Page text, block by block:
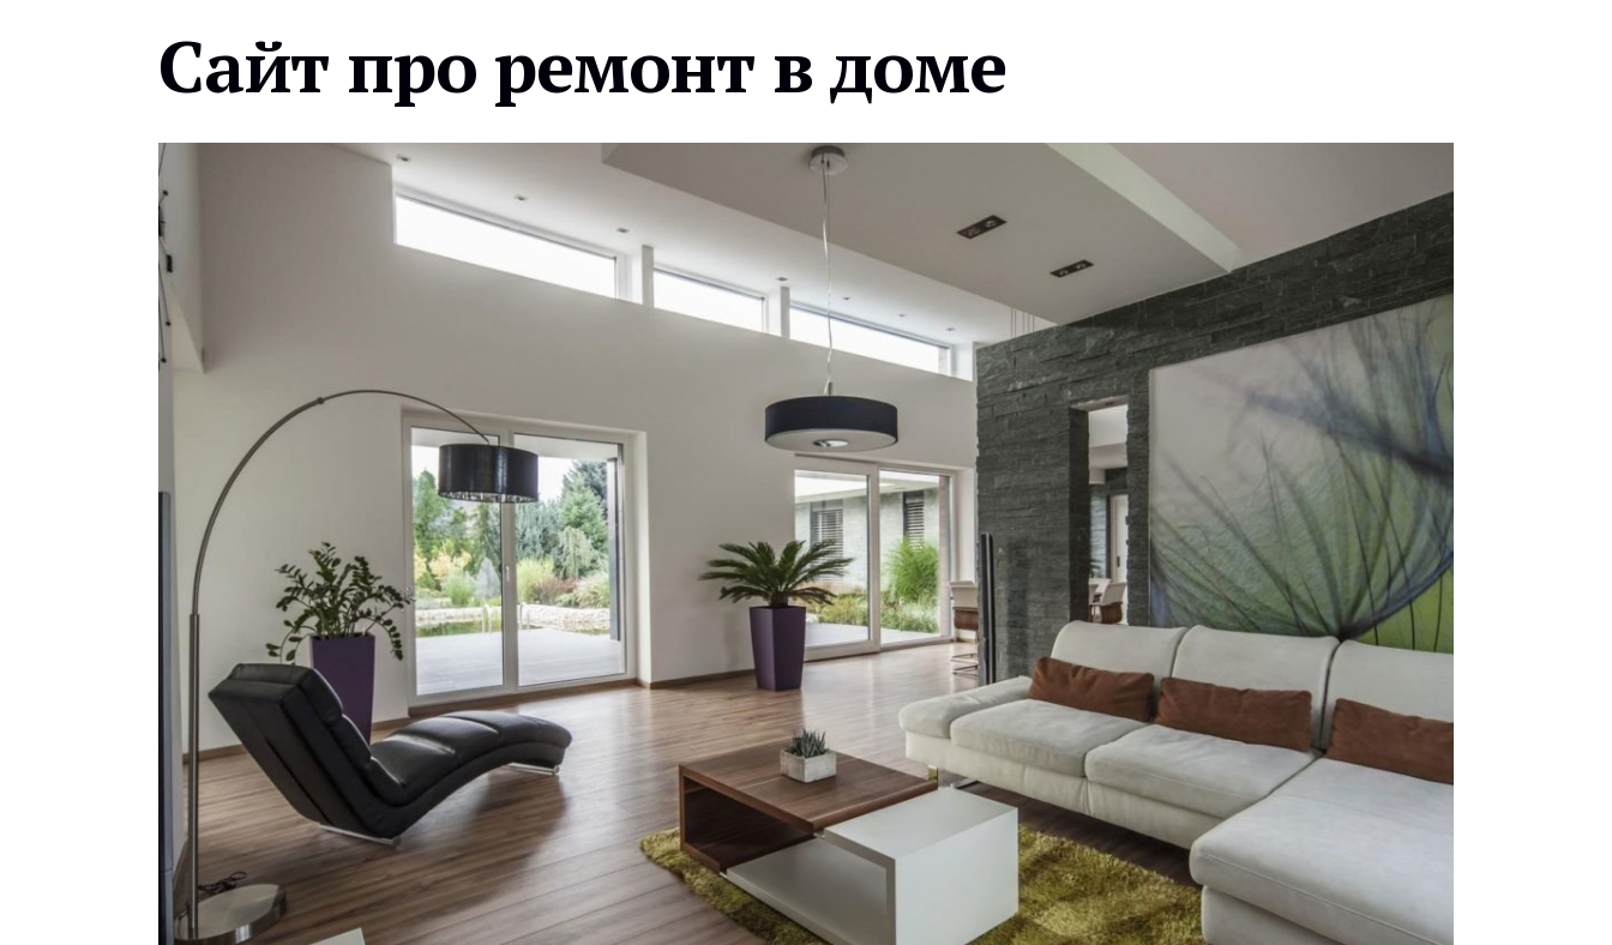
Сайт про ремонт в доме